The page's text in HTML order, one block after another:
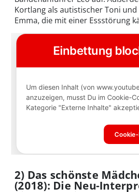
Kortlang als autistischer Toni und
Emma, die mit einer Essstörung
2) Das schönste
(2018): Die Neu-